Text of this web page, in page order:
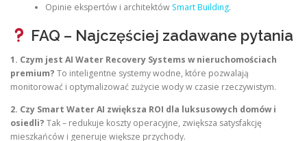
Opinie ekspertów i architektów Smart Building.
FAQ – Najczęściej zadawane pytania
1. Czym jest AI Water Recovery Systems w nieruchomościach
premium? To inteligentne systemy wodne, które pozwalają
monitorować i optymalizować zużycie wody w czasie rzeczywistym.
2. Czy Smart Water AI zwiększa ROI dla luksusowych domów i
osiedli? Tak – redukuje koszty operacyjne, zwiększa satysfakcję
mieszkańców i generuje większe przychody.